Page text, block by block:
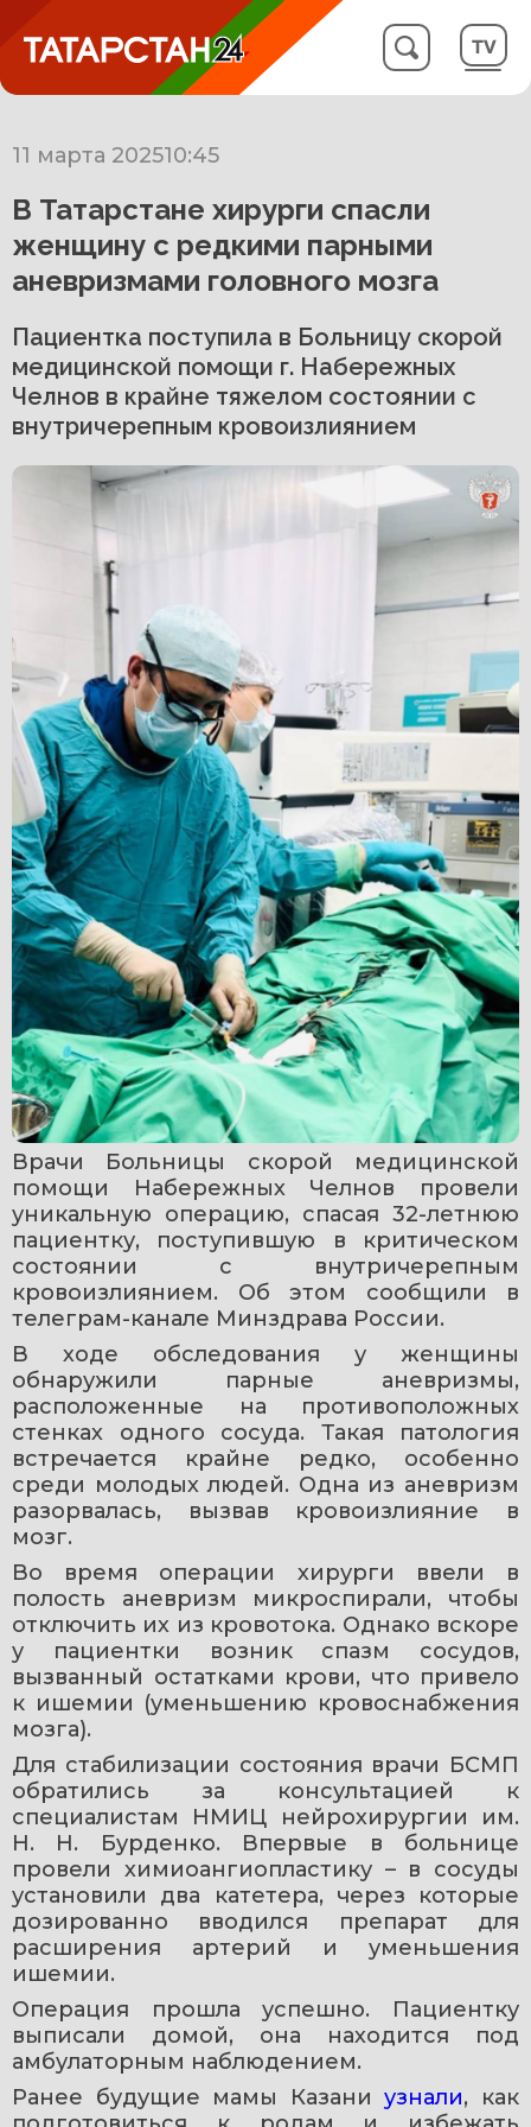
11 марта 202510:45
В Татарстане хирурги спасли
женщину с редкими парными
аневризмами головного мозга
Пациентка поступила в Больницу скорой
медицинской помощи г. Набережных
Челнов в крайне тяжелом состоянии с
внутричерепным кровоизлиянием
Врачи Больницы скорой медицинской
помощи Набережных Челнов провели
уникальную операцию, спасая 32-летнюю
пациентку, поступившую в критическом
состоянии с внутричерепным
кровоизлиянием. Об этом сообщили в
телеграм-канале Минздрава России.
В ходе обследования у женщины
обнаружили парные аневризмы,
расположенные на противоположных
стенках одного сосуда. Такая патология
встречается крайне редко, особенно
среди молодых людей. Одна из аневризм
разорвалась, вызвав кровоизлияние в
мозг.
Во время операции хирурги ввели в
полость аневризм микроспирали, чтобы
отключить их из кровотока. Однако вскоре
у пациентки возник спазм сосудов,
вызванный остатками крови, что привело
к ишемии (уменьшению кровоснабжения
мозга).
Для стабилизации состояния врачи БСМП
обратились за консультацией к
специалистам НМИЦ нейрохирургии им.
Н. Н. Бурденко. Впервые в больнице
провели химиоангиопластику – в сосуды
установили два катетера, через которые
дозированно вводился препарат для
расширения артерий и уменьшения
ишемии.
Операция прошла успешно. Пациентку
выписали домой, она находится под
амбулаторным наблюдением.
Ранее будущие мамы Казани узнали, как